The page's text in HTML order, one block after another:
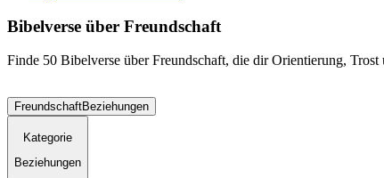
Bibelverse über Freundschaft
Finde 50 Bibelverse über Freundschaft, die dir Orientierung,
FreundschaftBeziehungen
Kategorie
Beziehungen